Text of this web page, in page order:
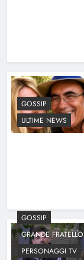
GOSSIP
ULTIME NEWS
GOSSIP
GRANDE FRATELLO
PERSONAGGI TV